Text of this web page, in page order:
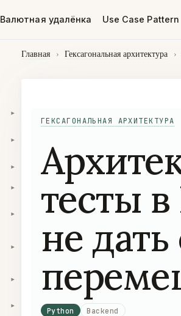
Валютная удалёнка Use Case Pattern
▾
▾
▾
▾
▾
▾
▾
▾
Главная › Гексагональная архитектура ›
ГЕКСАГОНАЛЬНАЯ АРХИТЕКТУРА
тесты
не
Python Backend